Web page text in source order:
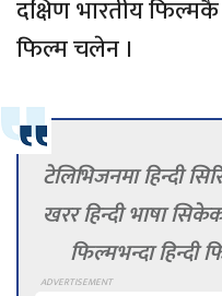
दक्षिण भारतीय
फिल्म चलेन ।
टेलिभिजनमा हिन्दी
खरर हिन्दी भाषा
फिल्मभन्दा हिन्दी